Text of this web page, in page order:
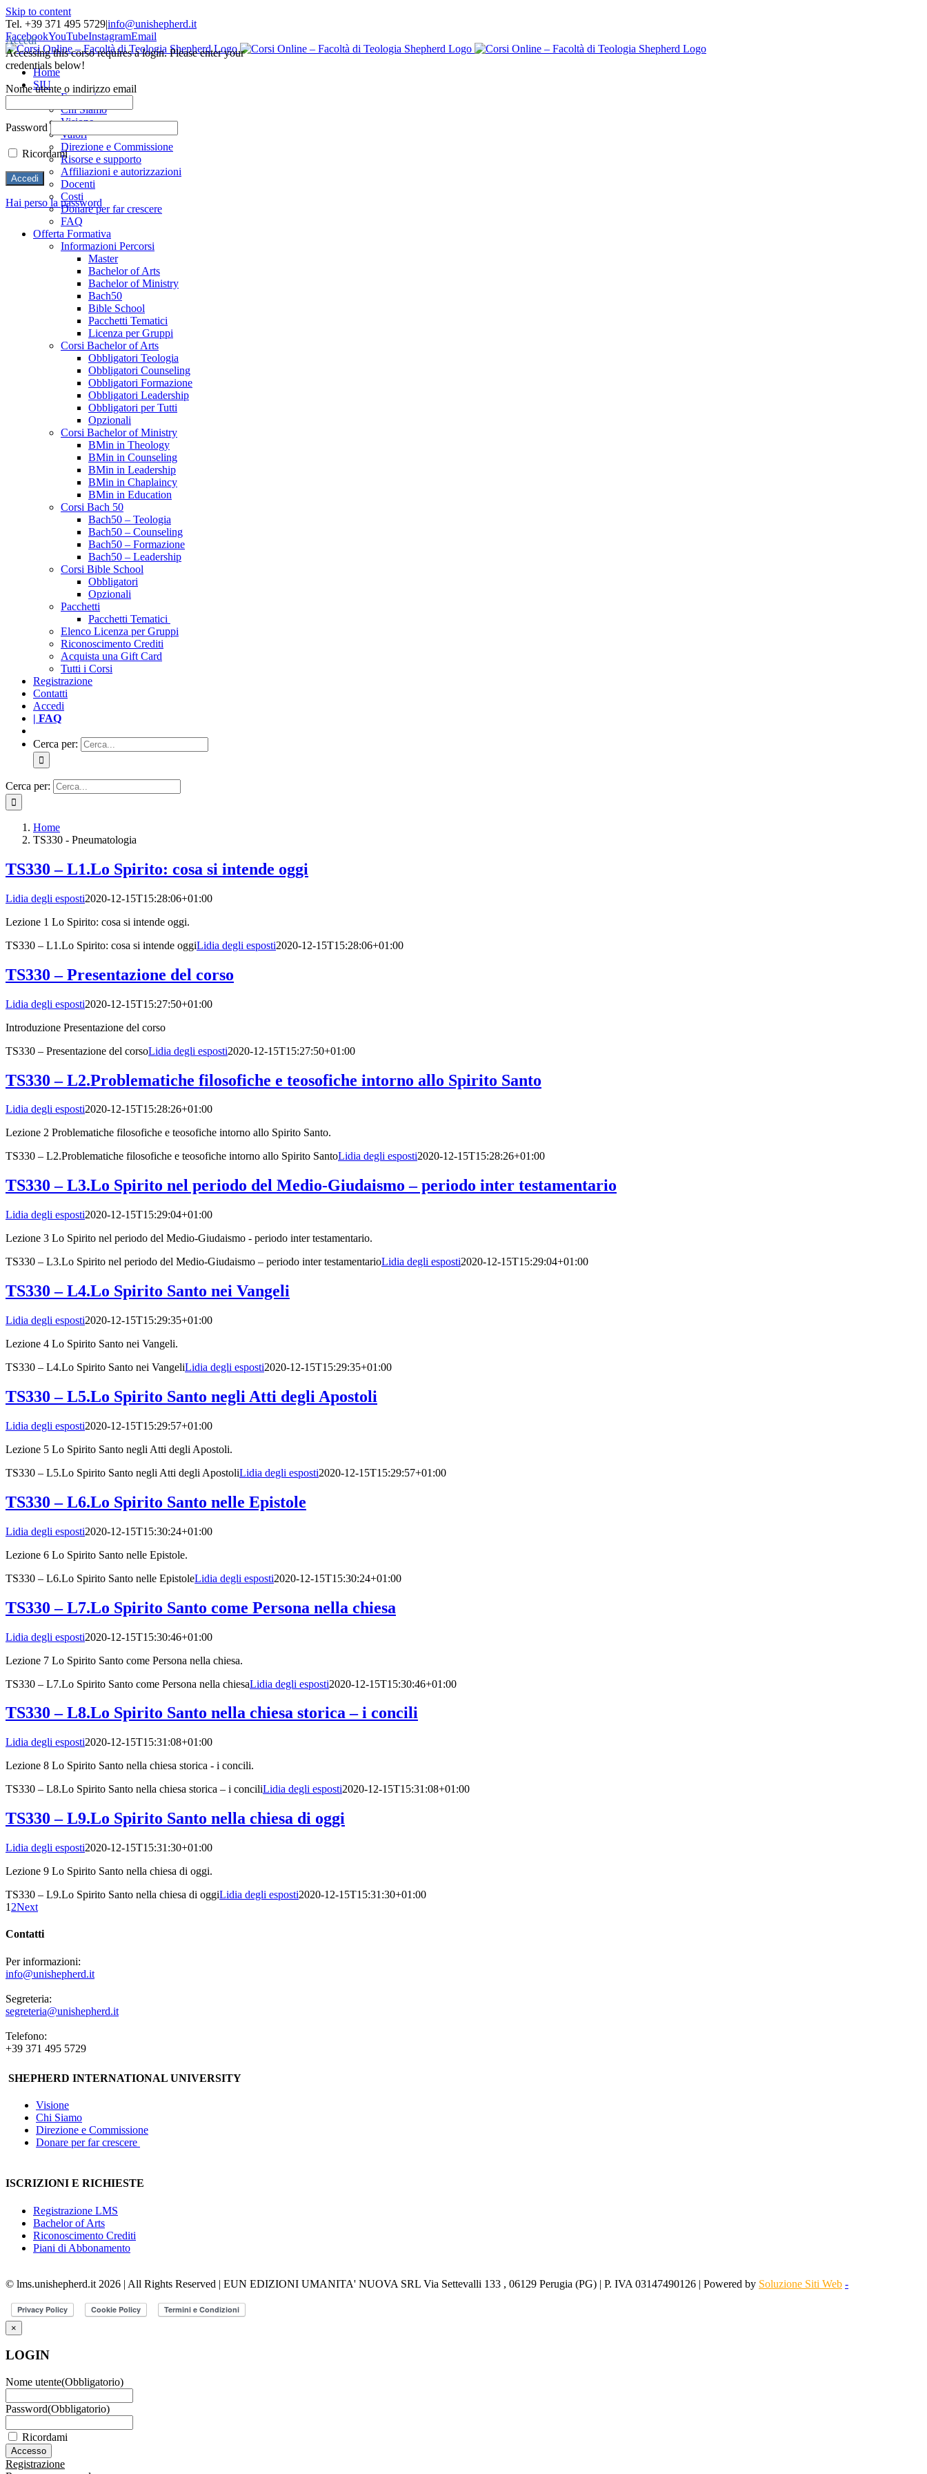
Skip to content
Tel. +39 371 495 5729|info@unishepherd.it
FacebookYouTubeInstagramEmail
Home
SIU
Formazione
Chi Siamo
Visione
Valori
Direzione e Commissione
Risorse e supporto
Affiliazioni e autorizzazioni
Docenti
Costi
Donare per far crescere
FAQ
Offerta Formativa
Informazioni Percorsi
Master
Bachelor of Arts
Bachelor of Ministry
Bach50
Bible School
Pacchetti Tematici
Licenza per Gruppi
Corsi Bachelor of Arts
Obbligatori Teologia
Obbligatori Counseling
Obbligatori Formazione
Obbligatori Leadership
Obbligatori per Tutti
Opzionali
Corsi Bachelor of Ministry
BMin in Theology
BMin in Counseling
BMin in Leadership
BMin in Chaplaincy
BMin in Education
Corsi Bach 50
Bach50 – Teologia
Bach50 – Counseling
Bach50 – Formazione
Bach50 – Leadership
Corsi Bible School
Obbligatori
Opzionali
Pacchetti
Pacchetti Tematici
Elenco Licenza per Gruppi
Riconoscimento Crediti
Acquista una Gift Card
Tutti i Corsi
Registrazione
Contatti
Accedi
| FAQ
Cerca per:
Cerca per:
Home
TS330 - Pneumatologia
TS330 – L1.Lo Spirito: cosa si intende oggi
Lidia degli esposti2020-12-15T15:28:06+01:00
Lezione 1 Lo Spirito: cosa si intende oggi.
TS330 – L1.Lo Spirito: cosa si intende oggiLidia degli esposti2020-12-15T15:28:06+01:00
TS330 – Presentazione del corso
Lidia degli esposti2020-12-15T15:27:50+01:00
Introduzione Presentazione del corso
TS330 – Presentazione del corsoLidia degli esposti2020-12-15T15:27:50+01:00
TS330 – L2.Problematiche filosofiche e teosofiche intorno allo Spirito Santo
Lidia degli esposti2020-12-15T15:28:26+01:00
Lezione 2 Problematiche filosofiche e teosofiche intorno allo Spirito Santo.
TS330 – L2.Problematiche filosofiche e teosofiche intorno allo Spirito SantoLidia degli esposti2020-12-15T15:28:26+01:00
TS330 – L3.Lo Spirito nel periodo del Medio-Giudaismo – periodo inter testamentario
Lidia degli esposti2020-12-15T15:29:04+01:00
Lezione 3 Lo Spirito nel periodo del Medio-Giudaismo - periodo inter testamentario.
TS330 – L3.Lo Spirito nel periodo del Medio-Giudaismo – periodo inter testamentarioLidia degli esposti2020-12-15T15:29:04+01:00
TS330 – L4.Lo Spirito Santo nei Vangeli
Lidia degli esposti2020-12-15T15:29:35+01:00
Lezione 4 Lo Spirito Santo nei Vangeli.
TS330 – L4.Lo Spirito Santo nei VangeliLidia degli esposti2020-12-15T15:29:35+01:00
TS330 – L5.Lo Spirito Santo negli Atti degli Apostoli
Lidia degli esposti2020-12-15T15:29:57+01:00
Lezione 5 Lo Spirito Santo negli Atti degli Apostoli.
TS330 – L5.Lo Spirito Santo negli Atti degli ApostoliLidia degli esposti2020-12-15T15:29:57+01:00
TS330 – L6.Lo Spirito Santo nelle Epistole
Lidia degli esposti2020-12-15T15:30:24+01:00
Lezione 6 Lo Spirito Santo nelle Epistole.
TS330 – L6.Lo Spirito Santo nelle EpistoleLidia degli esposti2020-12-15T15:30:24+01:00
TS330 – L7.Lo Spirito Santo come Persona nella chiesa
Lidia degli esposti2020-12-15T15:30:46+01:00
Lezione 7 Lo Spirito Santo come Persona nella chiesa.
TS330 – L7.Lo Spirito Santo come Persona nella chiesaLidia degli esposti2020-12-15T15:30:46+01:00
TS330 – L8.Lo Spirito Santo nella chiesa storica – i concili
Lidia degli esposti2020-12-15T15:31:08+01:00
Lezione 8 Lo Spirito Santo nella chiesa storica - i concili.
TS330 – L8.Lo Spirito Santo nella chiesa storica – i conciliLidia degli esposti2020-12-15T15:31:08+01:00
TS330 – L9.Lo Spirito Santo nella chiesa di oggi
Lidia degli esposti2020-12-15T15:31:30+01:00
Lezione 9 Lo Spirito Santo nella chiesa di oggi.
TS330 – L9.Lo Spirito Santo nella chiesa di oggiLidia degli esposti2020-12-15T15:31:30+01:00
1 2Next
Contatti
Per informazioni:
info@unishepherd.it
Segreteria:
segreteria@unishepherd.it
Telefono:
+39 371 495 5729
SHEPHERD INTERNATIONAL UNIVERSITY
Visione
Chi Siamo
Direzione e Commissione
Donare per far crescere
ISCRIZIONI E RICHIESTE
Registrazione LMS
Bachelor of Arts
Riconoscimento Crediti
Piani di Abbonamento
© lms.unishepherd.it 2026 | All Rights Reserved | EUN EDIZIONI UMANITA' NUOVA SRL Via Settevalli 133 , 06129 Perugia (PG) | P. IVA 03147490126 | Powered by Soluzione Siti Web -
×
LOGIN
Nome utente(Obbligatorio)
Password(Obbligatorio)
Ricordami
Registrazione
Accedi
Accessing this corso requires a login. Please enter your
credentials below!
Nome utente o indirizzo email
Password
Ricordami
Hai perso la password